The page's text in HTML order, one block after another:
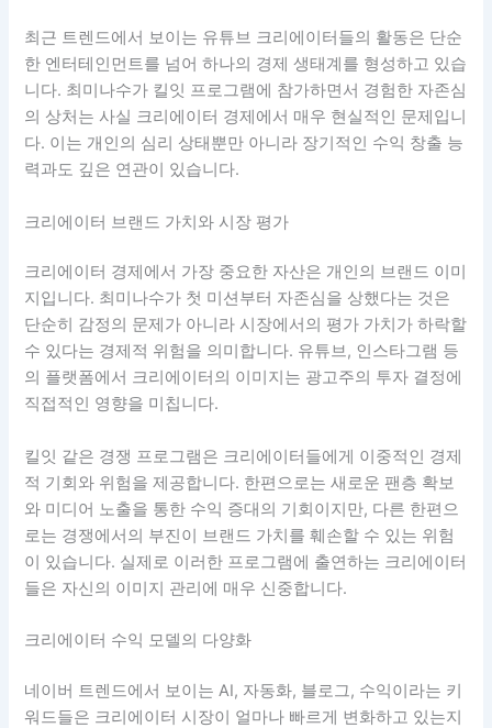
최근 트렌드에서 보이는 유튜브 크리에이터들의 활동은 단순
한 엔터테인먼트를 넘어 하나의 경제 생태계를 형성하고 있습
니다. 최미나수가 킬잇 프로그램에 참가하면서 경험한 자존심
의 상처는 사실 크리에이터 경제에서 매우 현실적인 문제입니
다. 이는 개인의 심리 상태뿐만 아니라 장기적인 수익 창출 능
력과도 깊은 연관이 있습니다.
크리에이터 브랜드 가치와 시장 평가
크리에이터 경제에서 가장 중요한 자산은 개인의 브랜드 이미
지입니다. 최미나수가 첫 미션부터 자존심을 상했다는 것은
단순히 감정의 문제가 아니라 시장에서의 평가 가치가 하락할
수 있다는 경제적 위험을 의미합니다. 유튜브, 인스타그램 등
의 플랫폼에서 크리에이터의 이미지는 광고주의 투자 결정에
직접적인 영향을 미칩니다.
킬잇 같은 경쟁 프로그램은 크리에이터들에게 이중적인 경제
적 기회와 위험을 제공합니다. 한편으로는 새로운 팬층 확보
와 미디어 노출을 통한 수익 증대의 기회이지만, 다른 한편으
로는 경쟁에서의 부진이 브랜드 가치를 훼손할 수 있는 위험
이 있습니다. 실제로 이러한 프로그램에 출연하는 크리에이터
들은 자신의 이미지 관리에 매우 신중합니다.
크리에이터 수익 모델의 다양화
네이버 트렌드에서 보이는 AI, 자동화, 블로그, 수익이라는 키
워드들은 크리에이터 시장이 얼마나 빠르게 변화하고 있는지